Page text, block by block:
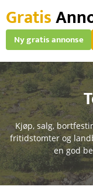
Gratis
Ny gratis annonse
Kjøp, salg,
fritidstomter og
en god